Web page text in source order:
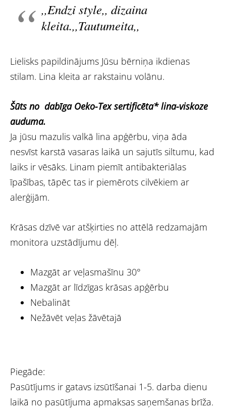
,,Endzi style,, dizaina
kleita.,,Tautumeita,,
Lielisks papildinājums Jūsu bērniņa ikdienas
stilam. Lina kleita ar rakstainu volānu.
Šūts no dabīga Oeko-Tex sertificēta* lina-viskoze
auduma.
Ja jūsu mazulis valkā lina apģērbu, viņa āda
nesvīst karstā vasaras laikā un sajutīs siltumu, kad
laiks ir vēsāks. Linam piemīt antibakteriālas
īpašības, tāpēc tas ir piemērots cilvēkiem ar
alerģijām.
Krāsas dzīvē var atšķirties no attēlā redzamajām
monitora uzstādījumu dēļ.
Mazgāt ar veļasmašīnu 30°
Mazgāt ar līdzīgas krāsas apģērbu
Nebalināt
Nežāvēt veļas žāvētajā
Piegāde:
Pasūtījums ir gatavs izsūtīšanai 1-5. darba dienu
laikā no pasūtījuma apmaksas saņemšanas brīža.